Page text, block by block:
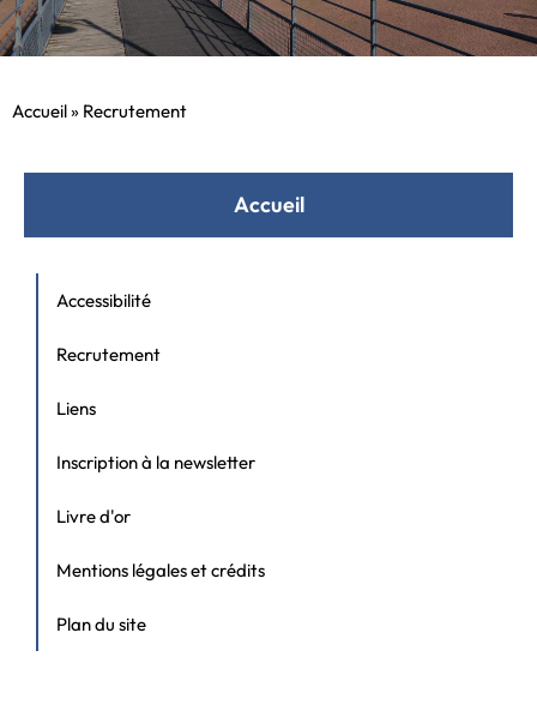
Accueil» Recrutement
Accueil
Accessibilité
Recrutement
Liens
Inscription à la newsletter
Livre d'or
Mentions légales et crédits
Plan du site